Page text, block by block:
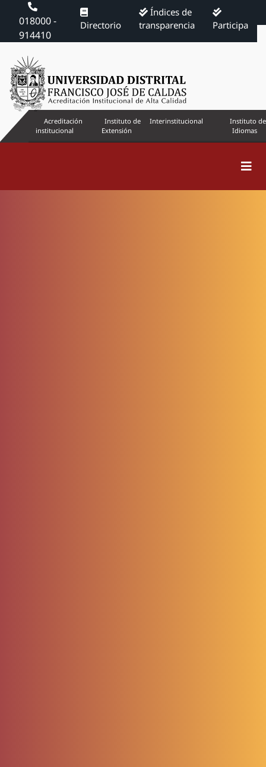
018000 -
914410
Directorio
Índices de
transparencia
Participa
Acreditación
institucional
Instituto de
Extensión
Interinstitucional
Instituto de
Idiomas